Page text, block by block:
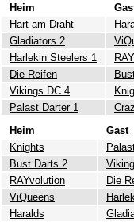
Heim
Hart am Draht
Gladiators 2
Harlekin Steelers 1
Die Reifen
Vikings DC 4
Palast Darter 1
Heim Gast
Knights
Bust Darts 2
RAYvolution Die
ViQueens
Haralds